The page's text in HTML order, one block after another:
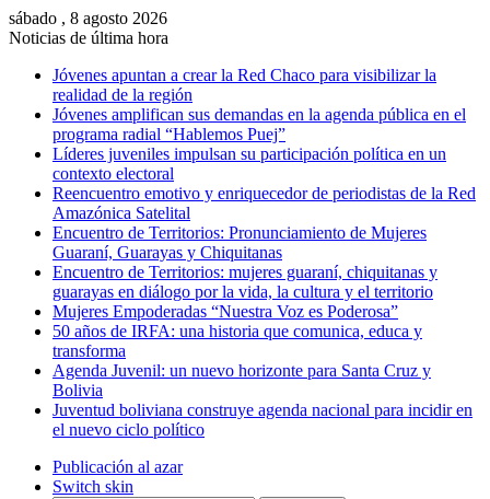
sábado , 8 agosto 2026
Noticias de última hora
Jóvenes apuntan a crear la Red Chaco para visibilizar la
realidad de la región
Jóvenes amplifican sus demandas en la agenda pública en el
programa radial “Hablemos Puej”
Líderes juveniles impulsan su participación política en un
contexto electoral
Reencuentro emotivo y enriquecedor de periodistas de la Red
Amazónica Satelital
Encuentro de Territorios: Pronunciamiento de Mujeres
Guaraní, Guarayas y Chiquitanas
Encuentro de Territorios: mujeres guaraní, chiquitanas y
guarayas en diálogo por la vida, la cultura y el territorio
Mujeres Empoderadas “Nuestra Voz es Poderosa”
50 años de IRFA: una historia que comunica, educa y
transforma
Agenda Juvenil: un nuevo horizonte para Santa Cruz y
Bolivia
Juventud boliviana construye agenda nacional para incidir en
el nuevo ciclo político
Publicación al azar
Switch skin